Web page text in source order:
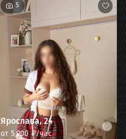
Ярослава,24
от 5 900₽/час
5